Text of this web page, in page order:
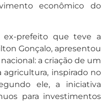
econômico do
ex-prefeito que teve a
Gonçalo, apresentou
a criação de um
inspirado no
ele, a iniciativa
para investimentos